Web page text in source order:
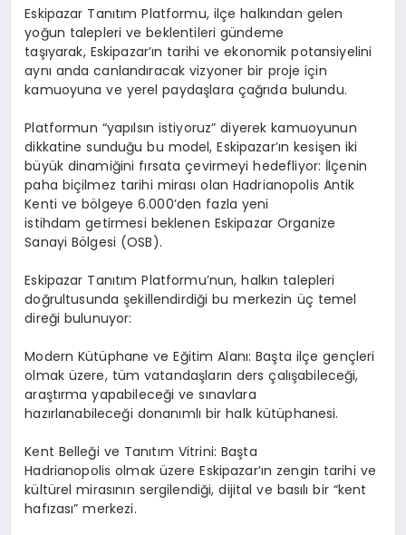
Eskipazar Tanıtım Platformu, ilçe halkından gelen
yoğun talepleri ve beklentileri gündeme
taşıyarak,Eskipazar’ın tarihi ve ekonomik potansiyelini
aynı anda canlandıracak vizyoner bir proje için
kamuoyuna ve yerel paydaşlara çağrıda bulundu.
Platformun “yapılsın istiyoruz” diyerek kamuoyunun
dikkatine sunduğu bu model, Eskipazar’ın kesişen iki
büyük dinamiğini fırsata çevirmeyi hedefliyor: İlçenin
paha biçilmez tarihi mirası olan Hadrianopolis Antik
Kenti ve bölgeye 6.000’den fazla yeni
istihdam getirmesi beklenen Eskipazar Organize
Sanayi Bölgesi (OSB).
Eskipazar Tanıtım Platformu’nun, halkın talepleri
doğrultusunda şekillendirdiği bu merkezin üç temel
direği bulunuyor:
Modern Kütüphane ve Eğitim Alanı: Başta ilçe gençleri
olmak üzere, tüm vatandaşların ders çalışabileceği,
araştırma yapabileceği ve sınavlara
hazırlanabileceği donanımlı bir halk kütüphanesi.
Kent Belleği ve Tanıtım Vitrini: Başta
Hadrianopolis olmak üzere Eskipazar’ın zengin tarihi ve
kültürel mirasının sergilendiği, dijital ve basılı bir “kent
hafızası” merkezi.